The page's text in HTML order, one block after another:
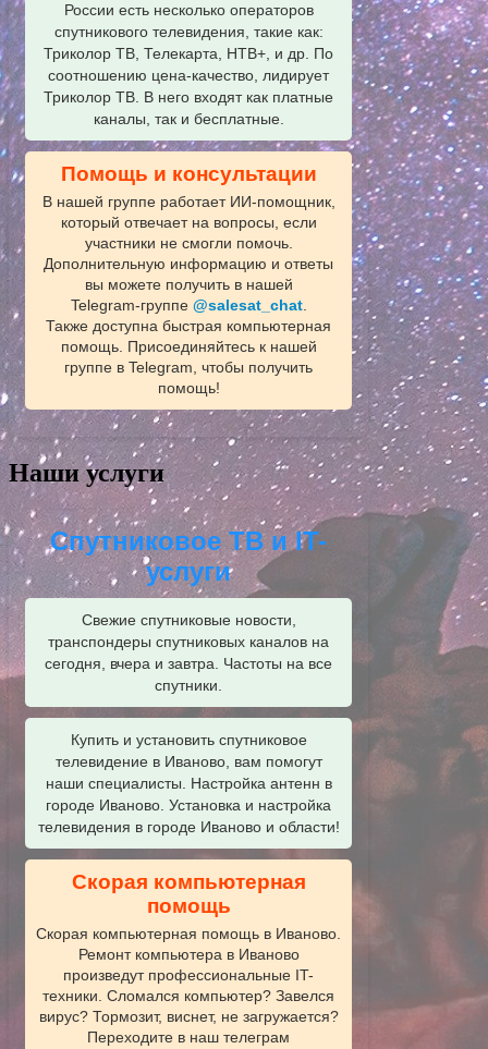
России есть несколько операторов
спутникового телевидения, такие как:
Триколор ТВ, Телекарта, НТВ+, и др. По
соотношению цена-качество, лидирует
Триколор ТВ. В него входят как платные
каналы, так и бесплатные.
Помощь и консультации
В нашей группе работает ИИ‑помощник,
который отвечает на вопросы, если
участники не смогли помочь.
Дополнительную информацию и ответы
вы можете получить в нашей
Telegram‑группе @salesat_chat.
Также доступна быстрая компьютерная
помощь. Присоединяйтесь к нашей
группе в Telegram, чтобы получить
помощь!
Наши услуги
Спутниковое ТВ и IT-
услуги
Свежие спутниковые новости,
транспондеры спутниковых каналов на
сегодня, вчера и завтра. Частоты на все
спутники.
Купить и установить спутниковое
телевидение в Иваново, вам помогут
наши специалисты. Настройка антенн в
городе Иваново. Установка и настройка
телевидения в городе Иваново и области!
Скорая компьютерная
помощь
Скорая компьютерная помощь в Иваново.
Ремонт компьютера в Иваново
произведут профессиональные IT-
техники. Сломался компьютер? Завелся
вирус? Тормозит, виснет, не загружается?
Переходите в наш телеграм